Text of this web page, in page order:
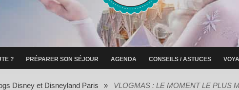
? PRÉPARER SON SÉJOUR AGENDA CONSEILS / ASTUCES
Disney et Disneyland Paris » VLOGMAS : LE MOMENT LE PLUS